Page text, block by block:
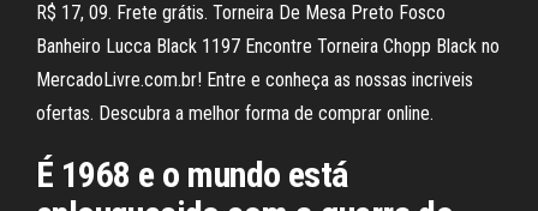
R$ 17, 09. Frete grátis. Torneira De Mesa Preto Fosco
Banheiro Lucca Black 1197 Encontre Torneira Chopp Black no
MercadoLivre.com.br! Entre e conheça as nossas incriveis
ofertas. Descubra a melhor forma de comprar online.
É 1968 e o mundo está